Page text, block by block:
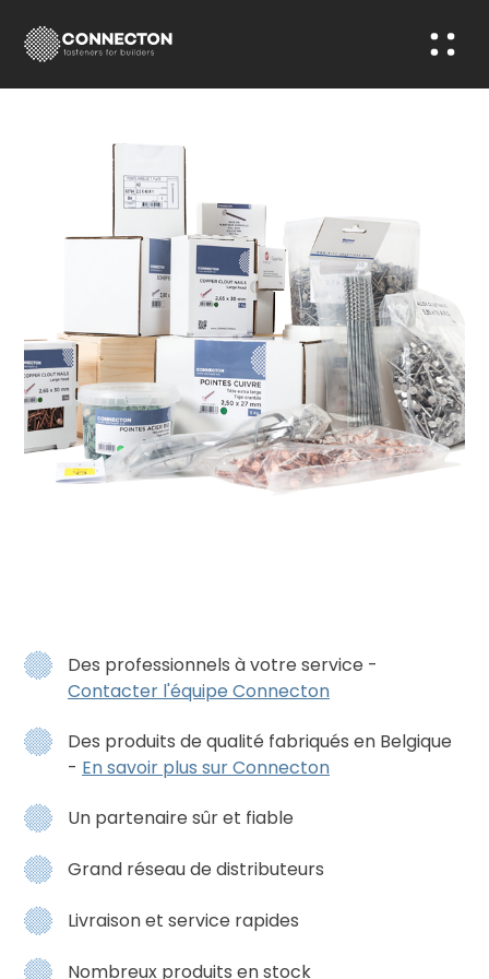
Des professionnels à votre service -
Contacter l'équipe Connecton
Des produits de qualité fabriqués en Belgique
- En savoir plus sur Connecton
Un partenaire sûr et fiable
Grand réseau de distributeurs
Livraison et service rapides
Nombreux produits en stock